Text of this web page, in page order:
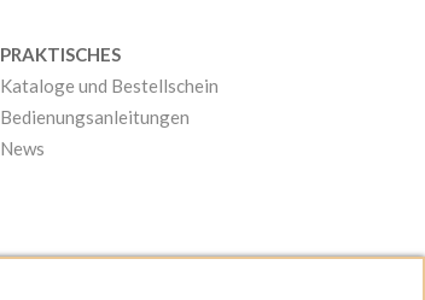
PRAKTISCHES
Kataloge und Bestellschein
Bedienungsanleitungen
News